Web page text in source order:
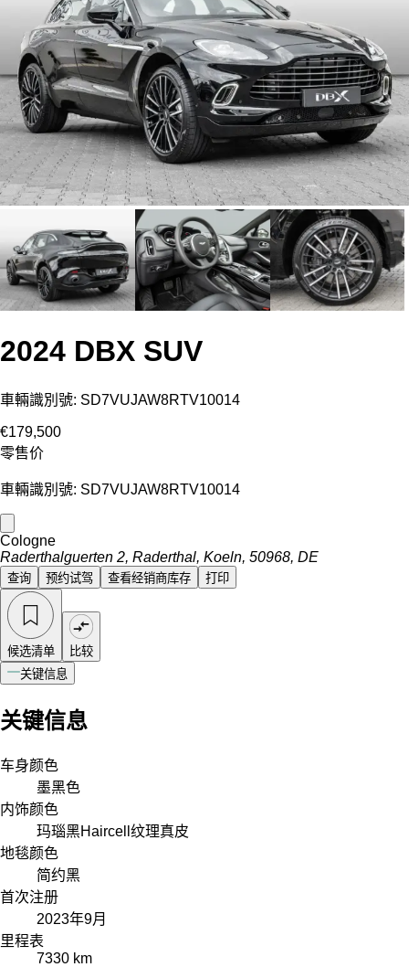
2024 DBX SUV
車輛識別號: SD7VUJAW8RTV10014
€179,500
零售价
車輛識別號: SD7VUJAW8RTV10014
Cologne
Raderthalguerten 2, Raderthal, Koeln, 50968, DE
查询 预约试驾 查看经销商库存 打印
候选清单
比较
关键信息
关键信息
车身颜色
墨黑色
内饰颜色
玛瑙黑Haircell纹理真皮
地毯颜色
简约黑
首次注册
2023年9月
里程表
7330 km